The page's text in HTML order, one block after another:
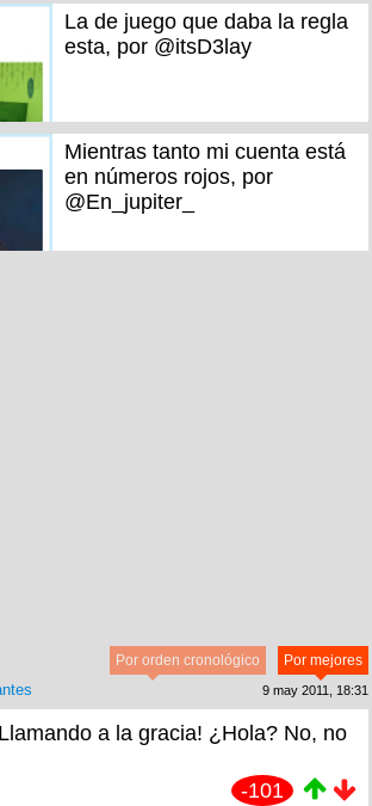
La de juego que daba la regla
esta, por @itsD3lay
Mientras tanto mi cuenta está
en números rojos, por
@En_jupiter_
Por mejores
Por orden cronológico
9 may 2011, 18:31
a la gracia! ¿Hola? No, no
-101